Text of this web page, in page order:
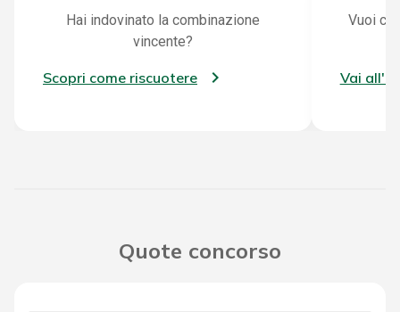
Hai indovinato la combinazione
vincente?
Scopri come riscuotere
Vuoi
Vai
Quote concorso